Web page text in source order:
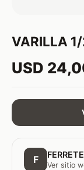
VARILLA
USD
F Ver sitio